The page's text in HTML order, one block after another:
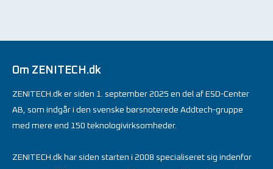
Om ZENITECH.dk
ZENITECH.dk er siden 1. september 2025 en del af ESD-Center
AB, som indgår i den svenske børsnoterede Addtech-gruppe
med mere end 150 teknologivirksomheder.
ZENITECH.dk har siden starten i 2008 specialiseret sig indenfor